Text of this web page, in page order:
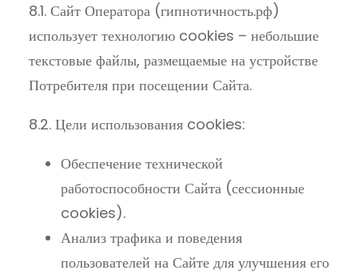
8.1. Сайт Оператора (гипнотичность.рф)
использует технологию cookies – небольшие
текстовые файлы, размещаемые на устройстве
Потребителя при посещении Сайта.
8.2. Цели использования cookies:
Обеспечение технической
работоспособности Сайта (сессионные
cookies).
Анализ трафика и поведения
пользователей на Сайте для улучшения его